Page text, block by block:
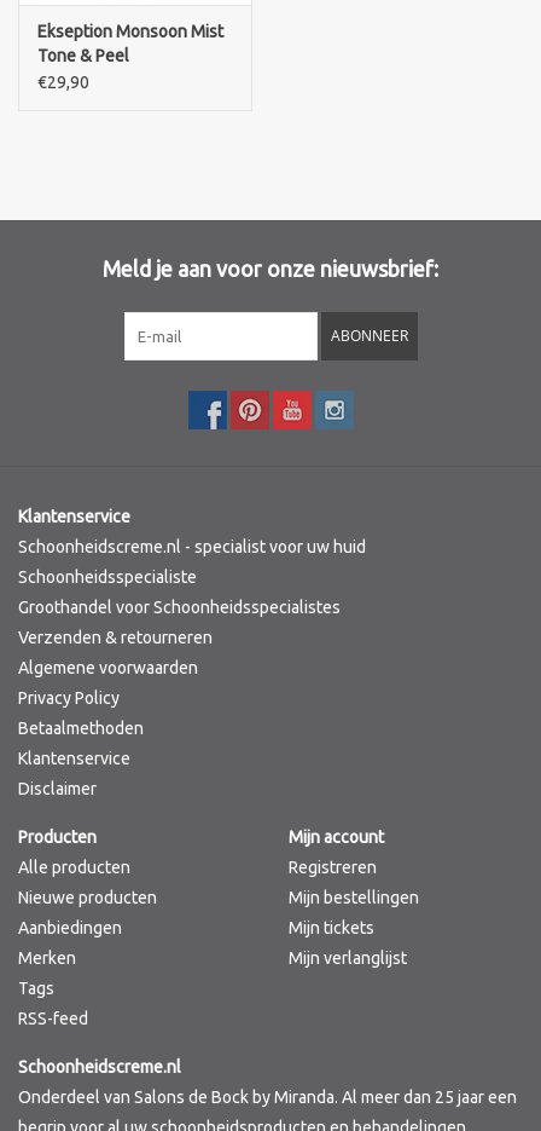
Blog
Merken
Ekseption Monsoon Mist
Tone & Peel
€29,90
Meld je aan voor onze nieuwsbrief:
ABONNEER
Klantenservice
Schoonheidscreme.nl - specialist voor uw huid
Schoonheidsspecialiste
Groothandel voor Schoonheidsspecialistes
Verzenden & retourneren
Algemene voorwaarden
Privacy Policy
Betaalmethoden
Klantenservice
Disclaimer
Producten
Alle producten
Nieuwe producten
Aanbiedingen
Merken
Tags
RSS-feed
Mijn account
Registreren
Mijn bestellingen
Mijn tickets
Mijn verlanglijst
Schoonheidscreme.nl
Onderdeel van Salons de Bock by Miranda. Al meer dan 25 jaar een